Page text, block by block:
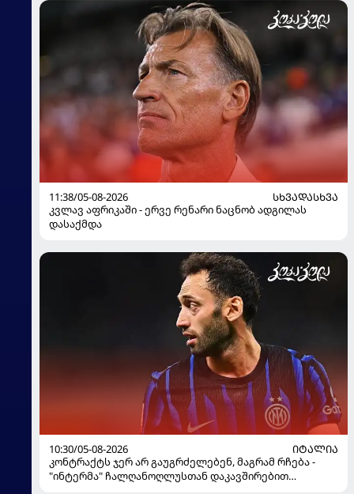
11:38/05-08-2026
ᲡᲮᲕᲐᲓᲐᲡᲮᲕᲐ
კვლავ აფრიკაში - ერვე რენარი ნაცნობ ადგილას
დასაქმდა
10:30/05-08-2026
ᲘᲢᲐᲚᲘᲐ
კონტრაქტს ჯერ არ გაუგრძელებენ, მაგრამ რჩება -
"ინტერმა" ჩალღანოღლუსთან დაკავშირებით